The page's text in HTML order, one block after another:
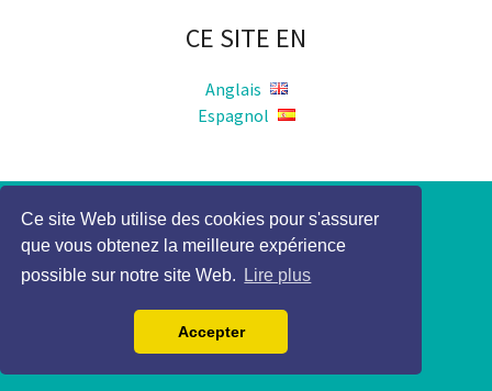
Ce site Web utilise des cookies pour s'assurer
que vous obtenez la meilleure expérience
possible sur notre site Web.
Lire plus
Accepter
CE SITE EN
Anglais
Espagnol
Politique de Confidentialité
Mention légale
2017 Elocky Tous droits réservés